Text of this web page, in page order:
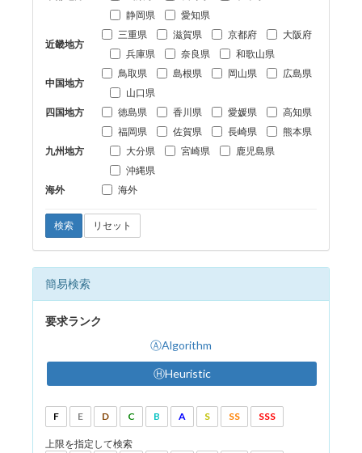
静岡県
愛知県
近畿地方
三重県 滋賀県 京都府
大阪府
兵庫県
奈良県 和歌山県
中国地方
鳥取県 島根県 岡山県
広島県
山口県
四国地方
徳島県 香川県 愛媛県 高知県
九州地方
福岡県 佐賀県 長崎県
熊本県
大分県
宮崎県
鹿児島県
沖縄県
海外
海外
検索 リセット
簡易検索
要求ランク
ⒶAlgorithm
ⒽHeuristic
F E D C B A S SS SSS
上限を指定して検索